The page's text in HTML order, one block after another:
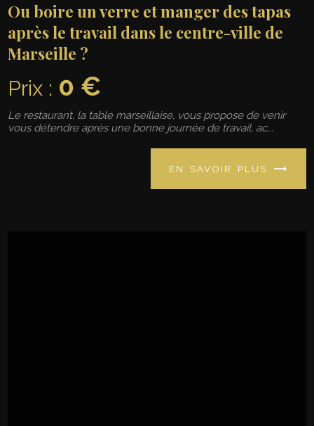
Ou boire un verre et manger des tapas
après le travail dans le centre-ville de
Marseille ?
Prix : 0 €
Le restaurant, la table marseillaise, vous propose de venir
vous détendre après une bonne journée de travail, ac...
EN SAVOIR PLUS